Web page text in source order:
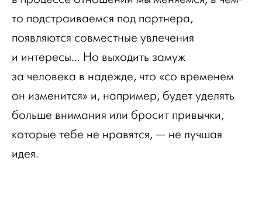
то подстраиваемся под партнера,
появляются совместные увлечения
и интересы… Но выходить замуж
за человека в надежде, что «со временем
он изменится» и, например, будет уделять
больше внимания или бросит привычки,
которые тебе не нравятся, — не лучшая
идея.